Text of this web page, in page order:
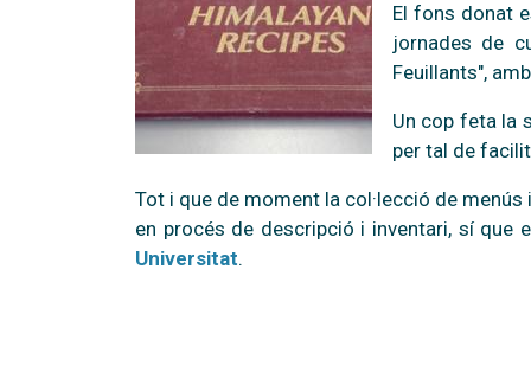
El fons donat
jornades de
Feuillants",
Un cop feta la
per tal de
Tot i que de moment la col·lecció de
en procés de descripció i inventari, sí que
Universitat.